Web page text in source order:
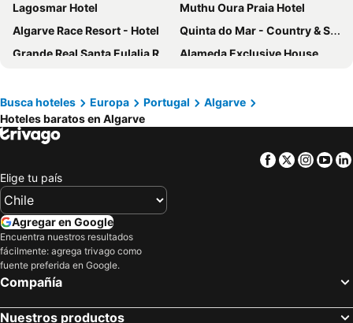
Lagosmar Hotel
Muthu Oura Praia Hotel
Algarve Race Resort - Hotel
Quinta do Mar - Country & Sea Village
Grande Real Santa Eulalia Resort & Hotel Spa
Alameda Exclusive House
Best Western Hotel Dom Bernardo
Marina Club Lagos Resort
Palmares Beach House Hotel
EPIC SANA Algarve Hotel
Auramar Beach Resort
ibis Faro Algarve
Agua Hotels Riverside
Hospedaria Frangaria
Dom Jose Beach Hotel
Oceano Atlantico Apartamentos Turisticos
Pestana Palm Gardens
Busca hoteles Europa Portugal
Algarve
Hoteles baratos en Algarve
Facebook
Twitter
Elige tu país
Agregar en Google
Encuentra nuestros resultados
fácilmente: agrega trivago como
fuente preferida en Google.
Compañía
Nuestros productos